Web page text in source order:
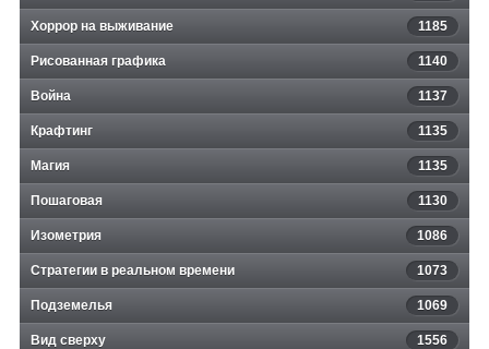
Хоррор на выживание 1185
Рисованная графика 1140
Война 1137
Крафтинг 1135
Магия 1135
Пошаговая 1130
Изометрия 1086
Стратегии в реальном времени 1073
Подземелья 1069
Вид сверху 1556